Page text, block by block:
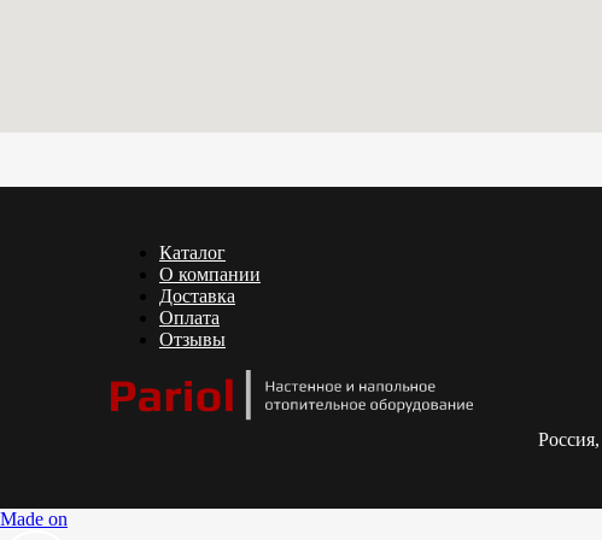
Каталог
О компании
Доставка
Оплата
Отзывы
Россия,
Made on